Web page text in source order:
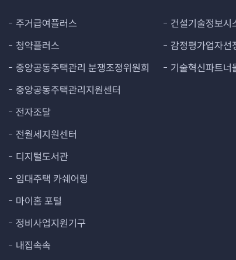
주거급여플러스
청약플러스
중앙공동주택관리 분쟁조정위원회
중앙공동주택관리지원센터
전자조달
전월세지원센터
디지털도서관
임대주택 카쉐어링
마이홈 포털
정비사업지원기구
내집속속
건설기술정보시
감정평가업자선
기술혁신파트너